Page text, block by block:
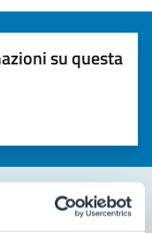
su questa
5 stelle)la chiarezza delle